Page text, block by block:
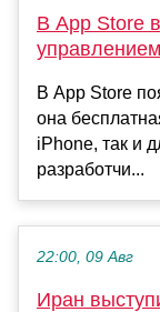
В App Store
В App Store
она
iPhone, так и
разработчи...
22:00, 09 Авг
Иран